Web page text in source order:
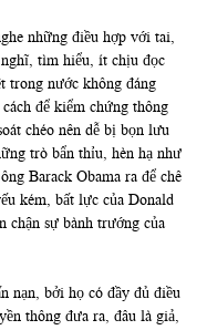
những điều hợp với tai,
tìm hiểu, ít chịu đọc
trong nước không đáng
để kiểm chứng thông
chéo nên dễ bị bọn lưu
trò bẩn thỉu, hèn hạ như
Barack Obama ra để chê
kém, bất lực của Donald
chận sự bành trướng của
nạn, bởi họ có đầy đủ điều
thông đưa ra, đâu là giả,